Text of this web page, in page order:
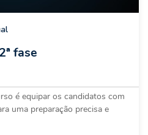
fase
é equipar os candidatos com
uma preparação precisa e